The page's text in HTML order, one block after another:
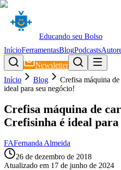
Educando seu Bolso
InícioFerramentasBlogPodcasts
Newsletter
Início
Blog
Crefisa máquina
ideal para seu negócio!
Crefisa máquina de
Crefisinha é ideal para
FAFernanda Almeida
26 de dezembro de 2018
Atualizado em 17 de junho de 2024